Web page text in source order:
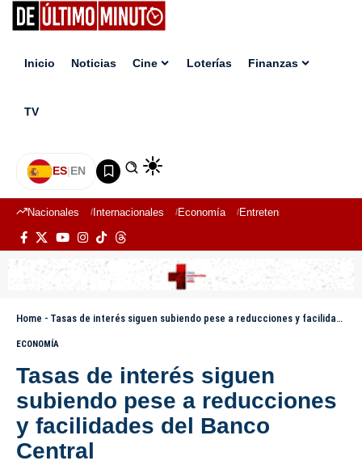
Inicio Noticias Cine Loterías Finanzas
TV
ES|EN
Nacionales Internacionales Economía Entretenimiento
Home - Tasas de interés siguen subiendo pese a reducciones y facilidades del Banco Central
ECONOMÍA
Tasas de interés siguen
subiendo pese a reducciones
y facilidades del Banco
Central